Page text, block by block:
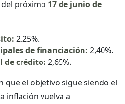
próximo 17 de junio de
2,25%.
de financiación: 2,40%.
de crédito: 2,65%.
que el objetivo sigue siendo el
inflación vuelva a